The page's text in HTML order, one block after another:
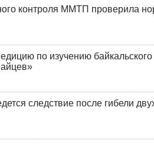
контроля ММТП проверила
по изучению байкальского
следствие после гибели